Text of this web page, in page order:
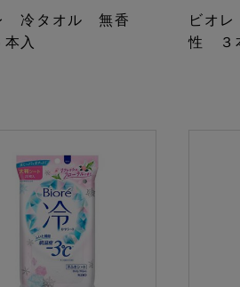
冷タオル 無香
入
ビオ
性 ３